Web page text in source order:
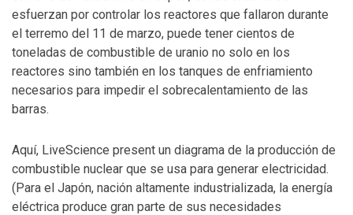
esfuerzan por controlar los reactores que fallaron durante
el terremo del 11 de marzo, puede tener cientos de
toneladas de combustible de uranio no solo en los
reactores sino también en los tanques de enfriamiento
necesarios para impedir el sobrecalentamiento de las
barras.
Aquí, LiveScience present un diagrama de la producción de
combustible nuclear que se usa para generar electricidad.
(Para el Japón, nación altamente industrializada, la energía
eléctrica produce gran parte de sus necesidades